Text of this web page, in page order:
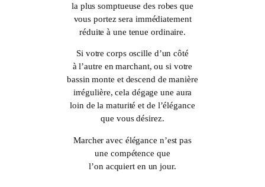
la plus somptueuse des robes que
vous portez sera immédiatement
réduite à une tenue ordinaire.
Si votre corps oscille d’un côté
à l’autre en marchant, ou si votre
bassin monte et descend de manière
irrégulière, cela dégage une aura
loin de la maturité et de l’élégance
que vous désirez.
Marcher avec élégance n’est pas
une compétence que
l’on acquiert en un jour.